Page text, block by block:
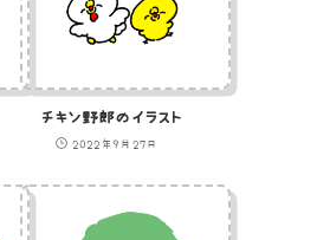
チキン野郎のイラスト
2022年9月27日